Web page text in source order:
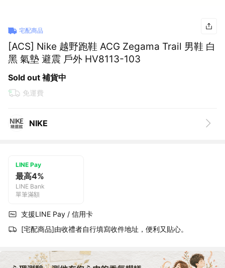
宅配商品
[ACS] Nike 越野跑鞋 ACG Zegama Trail 男鞋 白
黑 氣墊 避震 戶外 HV8113-103
Sold out 補貨中
免運費
NIKE
LINE Pay
最高4%
LINE Bank
單筆滿額
支援LINE Pay / 信用卡
[宅配商品]由收禮者自行填寫收件地址，便利又貼心。